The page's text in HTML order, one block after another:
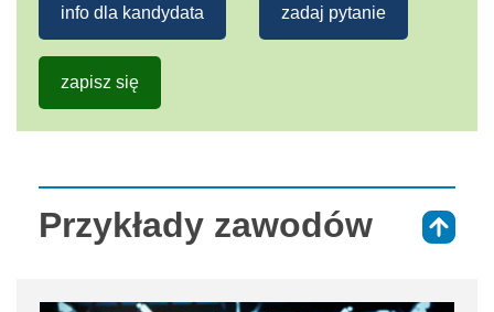
info dla kandydata zadaj pytanie
zapisz się
Przykłady zawodów